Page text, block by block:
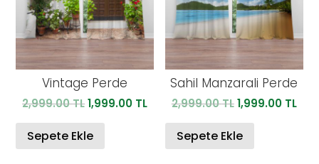
Vintage Perde
2,999.00TLOrijinal
2,999.00 TL.
1,999.00 TLŞu
1,999.00 TL.
Sepete Ekle
Sahil Manzarali Perde
2,999.00TL Orijinal
2,999.00 TL.
1,999.00 TLŞu
Sepete Ekle